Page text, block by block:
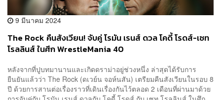
9 มีนาคม 2024
The Rock คืนสังเวียน! จับคู่ โรมัน เรนส์ ดวล โคดี้ โรดส์-เซท
โรลลินส์ ในศึก WrestleMania 40
หลังจากที่ปูบทมานานและเกิดดราม่าอยู่ช่วงหนึ่ง ล่าสุดได้รับการ
ยืนยันแล้วว่า The Rock (ดเวย์น จอห์นสัน) เตรียมคืนสังเวียนในรอบ 8
ปี ด้วยการสานต่อเรื่องราวที่เดินเรื่องกันไว้ตลอด 2 เดือนที่ผ่านมาด้วย